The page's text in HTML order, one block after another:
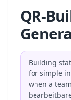
QR-
Building
for simple
when a